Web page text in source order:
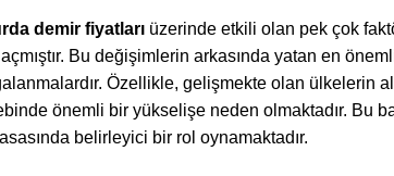
demir fiyatları üzerinde etkili olan pek çok
Bu değişimlerin arkasında yatan en
Özellikle, gelişmekte olan ülkelerin
önemli bir yükselişe neden olmaktadır. Bu
belirleyici bir rol oynamaktadır.